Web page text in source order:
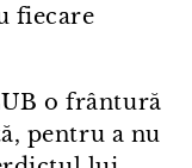
fiecare
o frântură
pentru a nu